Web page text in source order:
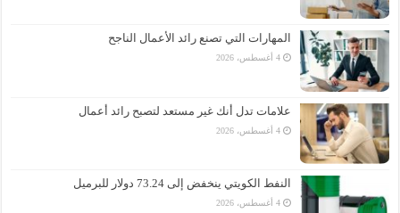
المهارات التي تصنع رائد الأعمال الناجح
4 أغسطس، 2026
علامات تدل أنك غير مستعد لتصبح رائد أعمال
4 أغسطس، 2026
النفط الكويتي ينخفض إلى 73.24 دولار للبرميل
4 أغسطس، 2026